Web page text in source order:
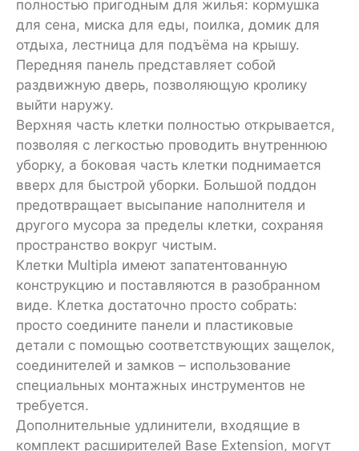
полностью пригодным для жилья: кормушка
для сена, миска для еды, поилка, домик для
отдыха, лестница для подъёма на крышу.
Передняя панель представляет собой
раздвижную дверь, позволяющую кролику
выйти наружу.
Верхняя часть клетки полностью открывается,
позволяя с легкостью проводить внутреннюю
уборку, а боковая часть клетки поднимается
вверх для быстрой уборки. Большой поддон
предотвращает высыпание наполнителя и
другого мусора за пределы клетки, сохраняя
пространство вокруг чистым.
Клетки Multipla имеют запатентованную
конструкцию и поставляются в разобранном
виде. Клетка достаточно просто собрать:
просто соедините панели и пластиковые
детали с помощью соответствующих защелок,
соединителей и замков – использование
специальных монтажных инструментов не
требуется.
Дополнительные удлинители, входящие в
комплект расширителей Base Extension, могут